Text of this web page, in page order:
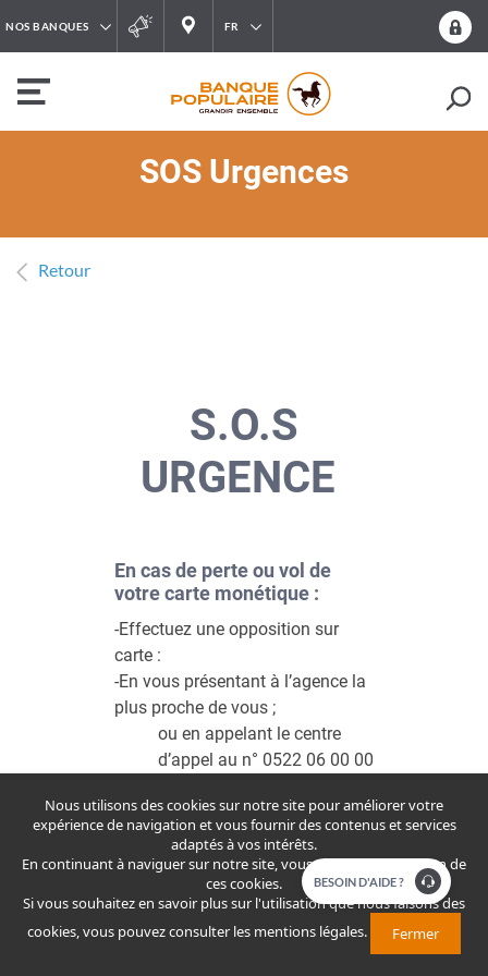
NOS BANQUES FR
SOS Urgences
Retour
​S.O.S
URGENCE
En cas de perte ou vol de
votre carte monétique :
-Effectuez une opposition sur
carte :
-En vous présentant à l’agence la
plus proche de vous ;
ou en appelant le centre
d’appel au n° 0522 06 00 00​
;Communiquez le numéro
de votre carte d’identité
nationale (CIN) ou le n°
identifié sur votre carte
bancaire à 16 chiffres
​ou au niveau de la rubrique
Nous utilisons des cookies sur notre site pour améliorer votre
expérience de navigation et vous fournir des contenus et services
adaptés à vos intérêts.
En continuant à naviguer sur notre site, vous acceptez l'utilisation de
ces cookies.
Si vous souhaitez en savoir plus sur l'utilisation que nous faisons des
cookies, vous pouvez consulter les mentions légales. Fermer
​​​BESOIN D'AIDE ?